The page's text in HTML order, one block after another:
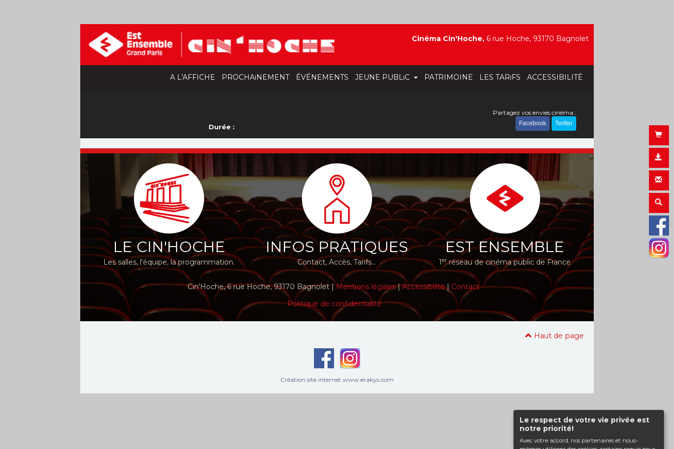
Le respect de votre vie privée est
notre priorité!
Avec votre accord, nos partenaires et nous-
A L'AFFICHE PROCHAiNEMENT ÉVÉNEMENTS JEUNE PUBLiC PATRIMOINE LES TARiFS ACCESSIBILITÉ
Cinéma Cin'Hoche, 6 rue Hoche, 93170 Bagnolet
Durée :
Partagez vos envies cinéma :
Facebook Twitter
LE CIN'HOCHE
Les salles, l'équipe, la programmation.
INFOS PRATIQUES
Contact, Accès, Tarifs...
EST ENSEMBLE
1erréseau de cinéma public de France
Cin'Hoche, 6 rue Hoche, 93170 Bagnolet |Mentions légales|Accessibilité| Contact
Politique de confidentialité
Haut de page
Création site internet www.erakys.com